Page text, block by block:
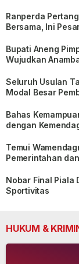
Ranperda
Bersama, Ini
Bupati Aneng
Wujudkan
Seluruh Usulan
Modal Besar
Bahas
dengan
Temui
Pemerintahan
Nobar Final Piala
Sportivitas
HUKUM &